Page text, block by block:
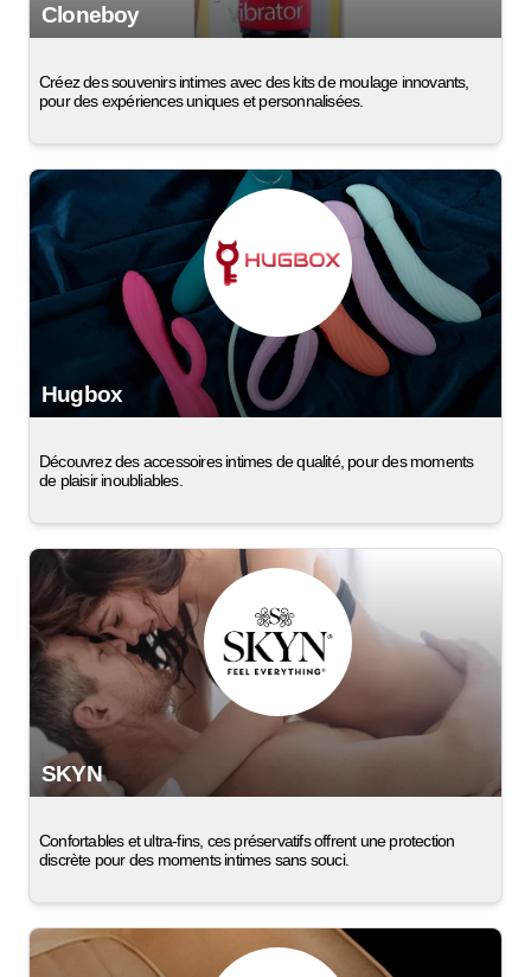
Cloneboy
Créez des souvenirs intimes avec des kits de moulage innovants,
pour des expériences uniques et personnalisées.
Hugbox
Découvrez des accessoires intimes de qualité, pour des moments
de plaisir inoubliables.
SKYN
Confortables et ultra-fins, ces préservatifs offrent une protection
discrète pour des moments intimes sans souci.